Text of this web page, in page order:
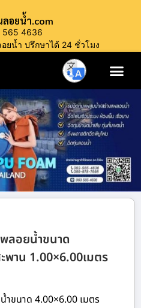
อยน้ำ.com
565 4636
ยน้ำ ปรึกษาได้ 24 ชั่วโมง
ลอยน้ำขนาด
พาน 1.00×6.00เมตร
ำขนาด 4.00×6.00 เมตร